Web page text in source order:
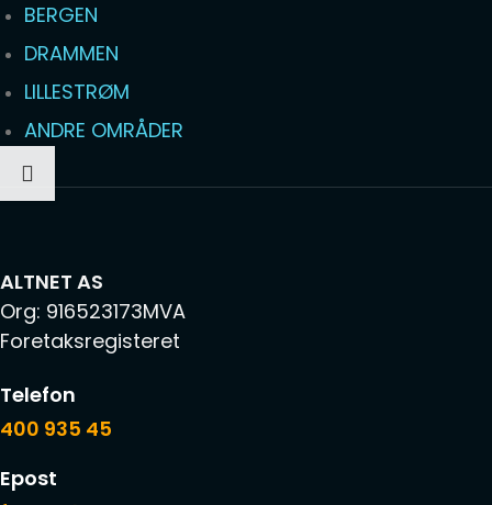
BERGEN
DRAMMEN
LILLESTRØM
ANDRE OMRÅDER
ALTNET AS
Org: 916523173MVA
Foretaksregisteret
Telefon
400 935 45
Epost